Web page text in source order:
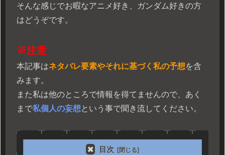
そんな感じでお暇なアニメ好き、ガンダム好きの方
はどうぞです。
※注意
本記事はネタバレ要素やそれに基づく私の予想を含
みます。
また私は他のところで情報を得てませんので、あく
まで私個人の妄想 という事で聞き流してください。
目次